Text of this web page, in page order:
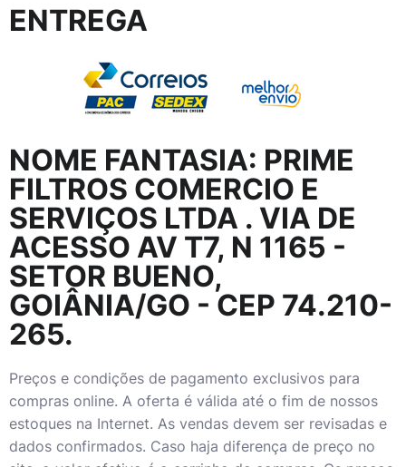
ENTREGA
NOME FANTASIA: PRIME
FILTROS COMERCIO E
SERVIÇOS LTDA . VIA DE
ACESSO AV T7, N 1165 -
SETOR BUENO,
GOIÂNIA/GO - CEP 74.210-
265.
Preços e condições de pagamento exclusivos para
compras online. A oferta é válida até o fim de nossos
estoques na Internet. As vendas devem ser revisadas e
dados confirmados. Caso haja diferença de preço no